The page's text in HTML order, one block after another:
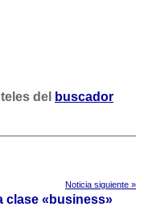
del
buscador
Noticia siguiente »
clase «business»